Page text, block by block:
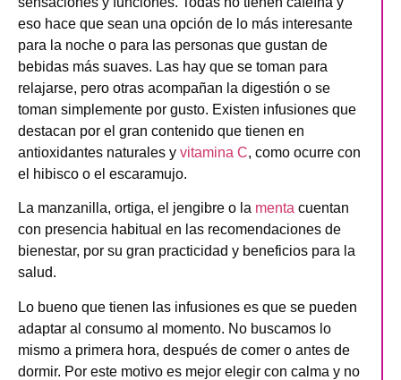
eso hace que sean una opción de lo más interesante
para la noche o para las personas que gustan de
bebidas más suaves. Las hay que se toman para
relajarse, pero otras acompañan la digestión o se
toman simplemente por gusto. Existen infusiones que
destacan por el gran contenido que tienen en
antioxidantes naturales y vitamina C, como ocurre con
el hibisco o el escaramujo.
La manzanilla, ortiga, el jengibre o la menta cuentan
con presencia habitual en las recomendaciones de
bienestar, por su gran practicidad y beneficios para la
salud.
Lo bueno que tienen las infusiones es que se pueden
adaptar al consumo al momento. No buscamos lo
mismo a primera hora, después de comer o antes de
dormir. Por este motivo es mejor elegir con calma y no